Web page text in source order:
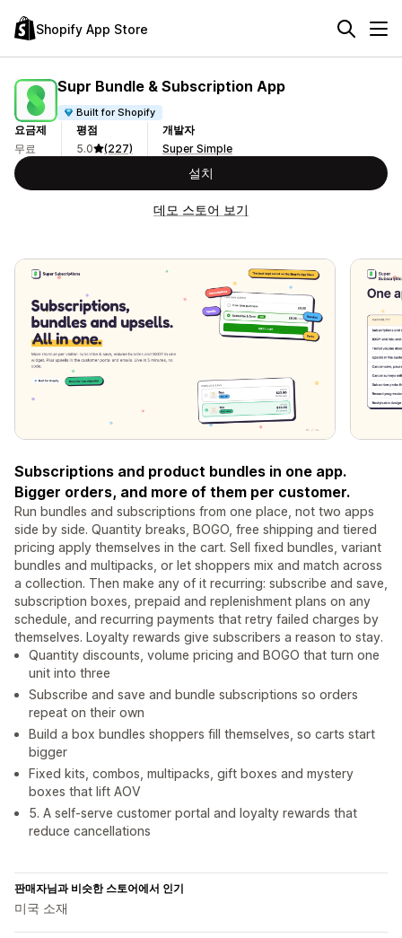
Shopify App Store
Supr Bundle & Subscription App
Built for Shopify
요금제
무료
평점
5.0
(227)
개발자
Super Simple
설치
데모 스토어 보기
Subscriptions and product bundles in one app.
Bigger orders, and more of them per customer.
Run bundles and subscriptions from one place, not two apps
side by side. Quantity breaks, BOGO, free shipping and tiered
pricing apply themselves in the cart. Sell fixed bundles, variant
bundles and multipacks, or let shoppers mix and match across
a collection. Then make any of it recurring: subscribe and save,
subscription boxes, prepaid and replenishment plans on any
schedule, and recurring payments that retry failed charges by
themselves. Loyalty rewards give subscribers a reason to stay.
Quantity discounts, volume pricing and BOGO that turn one
unit into three
Subscribe and save and bundle subscriptions so orders
repeat on their own
Build a box bundles shoppers fill themselves, so carts start
bigger
Fixed kits, combos, multipacks, gift boxes and mystery
boxes that lift AOV
5. A self-serve customer portal and loyalty rewards that
reduce cancellations
판매자님과 비슷한 스토어에서 인기
미국 소재